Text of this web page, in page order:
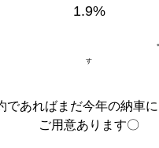
1.9%
対象外・条件
す
であればまだ今年の納車
ご用意あります〇